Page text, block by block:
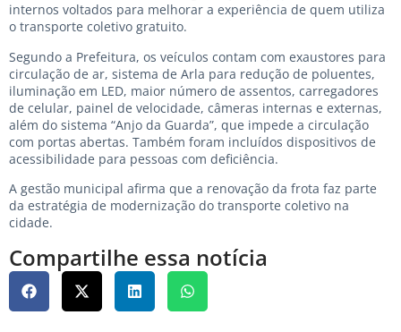
internos voltados para melhorar a experiência de quem utiliza
o transporte coletivo gratuito.
Segundo a Prefeitura, os veículos contam com exaustores para
circulação de ar, sistema de Arla para redução de poluentes,
iluminação em LED, maior número de assentos, carregadores
de celular, painel de velocidade, câmeras internas e externas,
além do sistema “Anjo da Guarda”, que impede a circulação
com portas abertas. Também foram incluídos dispositivos de
acessibilidade para pessoas com deficiência.
A gestão municipal afirma que a renovação da frota faz parte
da estratégia de modernização do transporte coletivo na
cidade.
Compartilhe essa notícia